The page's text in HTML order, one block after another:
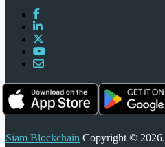
Siam Blockchain Copyright © 2026.